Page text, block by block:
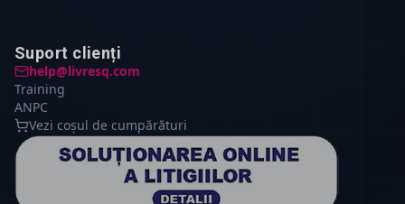
Suport clienți
help@livresq.com
Training
ANPC
Vezi coșul de cumpărături